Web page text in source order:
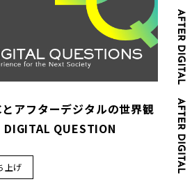
とアフターデジタルの世界観
DIGITAL QUESTION
上げ